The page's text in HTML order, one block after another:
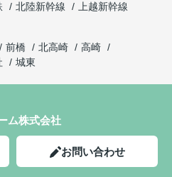
北陸新幹線
上越新幹線
前橋 北高崎
高崎
城東
ム株式会社
お問い合わせ